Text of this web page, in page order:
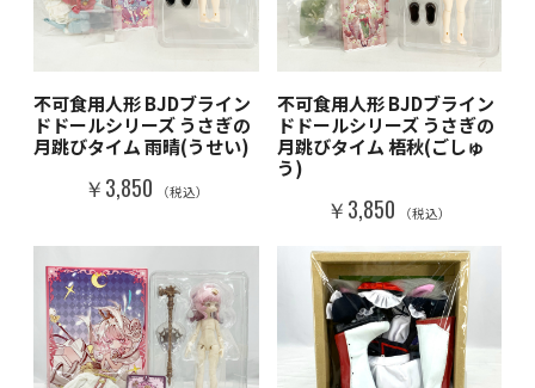
不可食用人形 BJDブライン
ドドールシリーズ うさぎの
月跳びタイム 雨晴(うせい)
￥3,850 （税込）
不可食用人形 BJDブライン
ドドールシリーズ うさぎの
月跳びタイム 梧秋(ごしゅ
う)
￥3,850 （税込）